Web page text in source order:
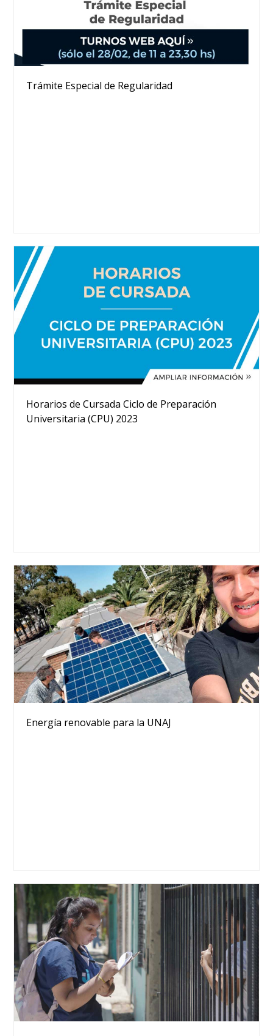
Trámite Especial de Regularidad
Horarios de Cursada Ciclo de Preparación
Universitaria (CPU) 2023
Energía renovable para la UNAJ